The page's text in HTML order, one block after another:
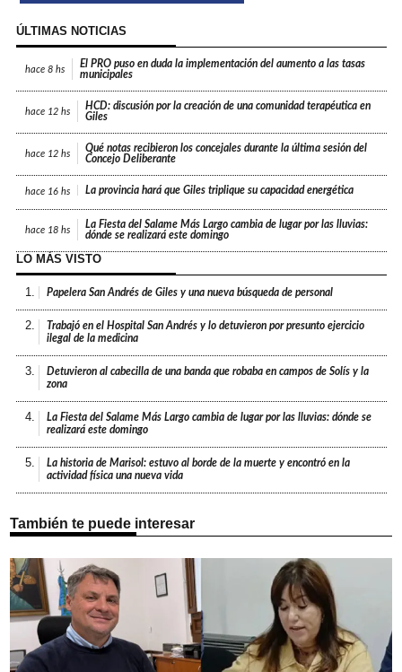
ÚLTIMAS NOTICIAS
hace 8 hs
El PRO puso en duda la implementación del aumento a las tasas
municipales
hace 12 hs
HCD: discusión por la creación de una comunidad terapéutica en
Giles
hace 12 hs
Qué notas recibieron los concejales durante la última sesión del
Concejo Deliberante
hace 16 hs La provincia hará que Giles triplique su capacidad energética
hace 18 hs
La Fiesta del Salame Más Largo cambia de lugar por las lluvias:
dónde se realizará este domingo
LO MÁS VISTO
1. Papelera San Andrés de Giles y una nueva búsqueda de personal
2.
Trabajó en el Hospital San Andrés y lo detuvieron por presunto ejercicio
ilegal de la medicina
3.
Detuvieron al cabecilla de una banda que robaba en campos de Solís y la
zona
4.
La Fiesta del Salame Más Largo cambia de lugar por las lluvias: dónde se
realizará este domingo
5.
La historia de Marisol: estuvo al borde de la muerte y encontró en la
actividad física una nueva vida
También te puede interesar